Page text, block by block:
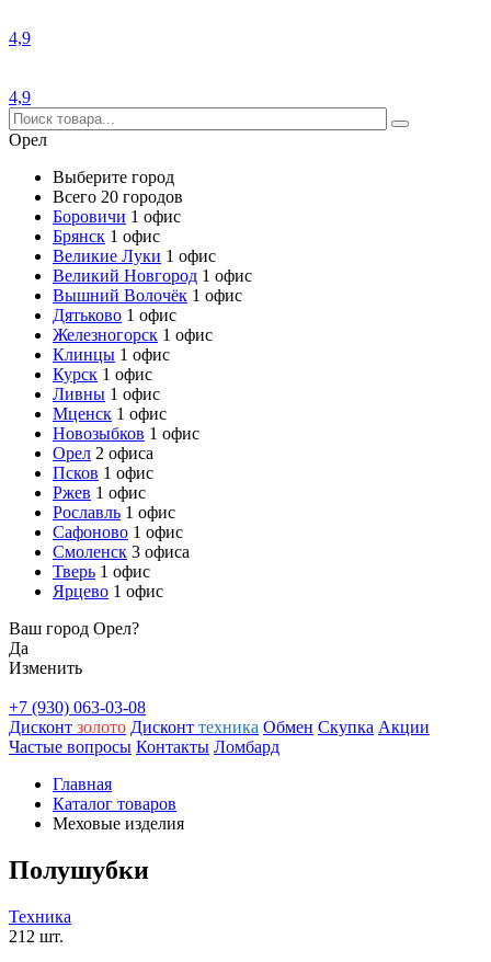
4,9
4,9
Орел
Выберите город
Всего 20 городов
Боровичи 1 офис
Брянск 1 офис
Великие Луки 1 офис
Великий Новгород 1 офис
Вышний Волочёк 1 офис
Дятьково 1 офис
Железногорск 1 офис
Клинцы 1 офис
Курск 1 офис
Ливны 1 офис
Мценск 1 офис
Новозыбков 1 офис
Орел 2 офиса
Псков 1 офис
Ржев 1 офис
Рославль 1 офис
Сафоново 1 офис
Смоленск 3 офиса
Тверь 1 офис
Ярцево 1 офис
Ваш город Орел?
Да
Изменить
+7 (930) 063-03-08
Дисконт золото Дисконт техника Обмен Скупка Акции
Частые вопросы Контакты Ломбард
Главная
Каталог товаров
Меховые изделия
Полушубки
Техника
212 шт.